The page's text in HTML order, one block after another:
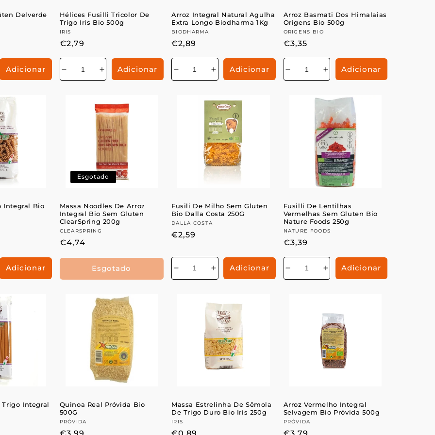
Delverde
Adicionar
Hélices Fusilli Tricolor De
Trigo Iris Bio 500g
Fornecedor:
IRIS
Preço
€2,79
Diminuir
a
Aumentar
a
de
Adicionar
Arroz Integral Natural Agulha
Extra Longo Biodharma 1Kg
Fornecedor:
BIODHARMA
Preço
€2,89
Diminuir
a
Aumentar
a
de
Adicionar
Arroz Basmati Dos Himalaias
Origens Bio 500g
Fornecedor:
ORIGENS BIO
Preço
€3,35
Diminuir
a
Aumentar
a
Adicionar
Integral Bio
Adicionar
Esgotado
Massa Noodles De Arroz
Integral Bio Sem Gluten
ClearSpring 200g
Fornecedor:
CLEARSPRING
Preço
€4,74
Esgotado
Fusili De Milho Sem Gluten
Bio Dalla Costa 250G
Fornecedor:
DALLA COSTA
Preço
€2,59
Diminuir
a
Aumentar
a
de
Adicionar
Fusilli De Lentilhas
Vermelhas Sem Gluten Bio
Nature Foods 250g
Fornecedor:
NATURE FOODS
Preço
€3,39
Diminuir
a
Aumentar
a
Adicionar
Trigo Integral
Quinoa Real Próvida Bio
500G
Fornecedor:
PRÓVIDA
Massa Estrelinha De Sêmola
De Trigo Duro Bio Iris 250g
Fornecedor:
IRIS
Arroz Vermelho Integral
Selvagem Bio Próvida 500g
Fornecedor:
PRÓVIDA